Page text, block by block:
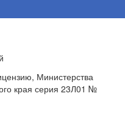
Министерства
края серия 23Л01 №